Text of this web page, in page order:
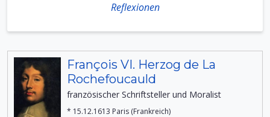
Reflexionen
François VI. Herzog de La
Rochefoucauld
französischer Schriftsteller und Moralist
* 15.12.1613 Paris (Frankreich)